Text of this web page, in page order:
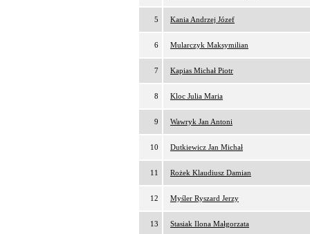
5 Kania Andrzej Józef
6 Mularczyk Maksymilian
7 Kapias Michał Piotr
8 Kloc Julia Maria
9 Wawryk Jan Antoni
10 Dutkiewicz Jan Michał
11 Rożek Klaudiusz Damian
12 Myśler Ryszard Jerzy
13 Stasiak Ilona Małgorzata